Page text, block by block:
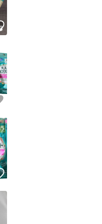
いいね！